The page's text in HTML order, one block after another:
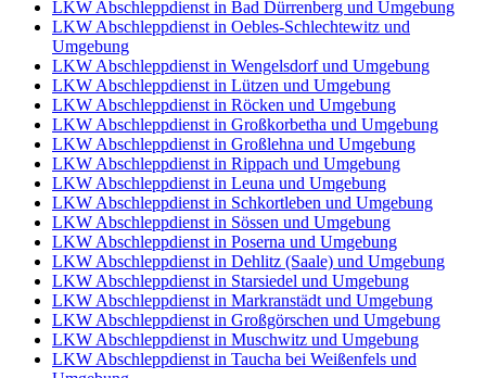
LKW Abschleppdienst in Bad Dürrenberg und Umgebung
LKW Abschleppdienst in Oebles-Schlechtewitz und
Umgebung
LKW Abschleppdienst in Wengelsdorf und Umgebung
LKW Abschleppdienst in Lützen und Umgebung
LKW Abschleppdienst in Röcken und Umgebung
LKW Abschleppdienst in Großkorbetha und Umgebung
LKW Abschleppdienst in Großlehna und Umgebung
LKW Abschleppdienst in Rippach und Umgebung
LKW Abschleppdienst in Leuna und Umgebung
LKW Abschleppdienst in Schkortleben und Umgebung
LKW Abschleppdienst in Sössen und Umgebung
LKW Abschleppdienst in Poserna und Umgebung
LKW Abschleppdienst in Dehlitz (Saale) und Umgebung
LKW Abschleppdienst in Starsiedel und Umgebung
LKW Abschleppdienst in Markranstädt und Umgebung
LKW Abschleppdienst in Großgörschen und Umgebung
LKW Abschleppdienst in Muschwitz und Umgebung
LKW Abschleppdienst in Taucha bei Weißenfels und